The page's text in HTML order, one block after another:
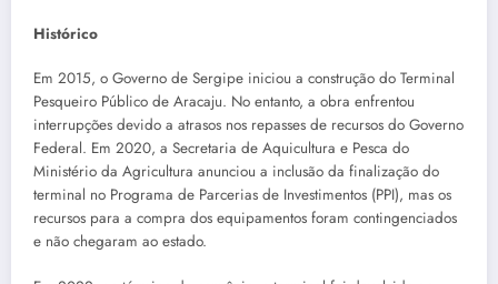
Histórico
Em 2015, o Governo de Sergipe iniciou a construção do Terminal
Pesqueiro Público de Aracaju. No entanto, a obra enfrentou
interrupções devido a atrasos nos repasses de recursos do Governo
Federal. Em 2020, a Secretaria de Aquicultura e Pesca do
Ministério da Agricultura anunciou a inclusão da finalização do
terminal no Programa de Parcerias de Investimentos (PPI), mas os
recursos para a compra dos equipamentos foram contingenciados
e não chegaram ao estado.